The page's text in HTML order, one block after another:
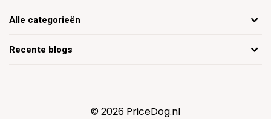
Recente blogs
Alle categorieën
© 2026 PriceDog.nl